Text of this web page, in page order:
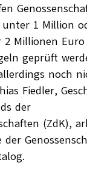
1 Million
Millionen Euro
geprüft
noch
Fiedler,
der
(ZdK),
der